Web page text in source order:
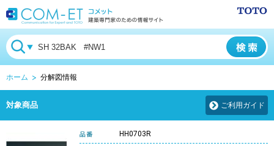
ホーム 分解図情報
対象商品 ご利用ガイド
HH0703R